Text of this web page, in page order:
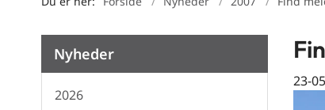
Nyheder
2026
23-